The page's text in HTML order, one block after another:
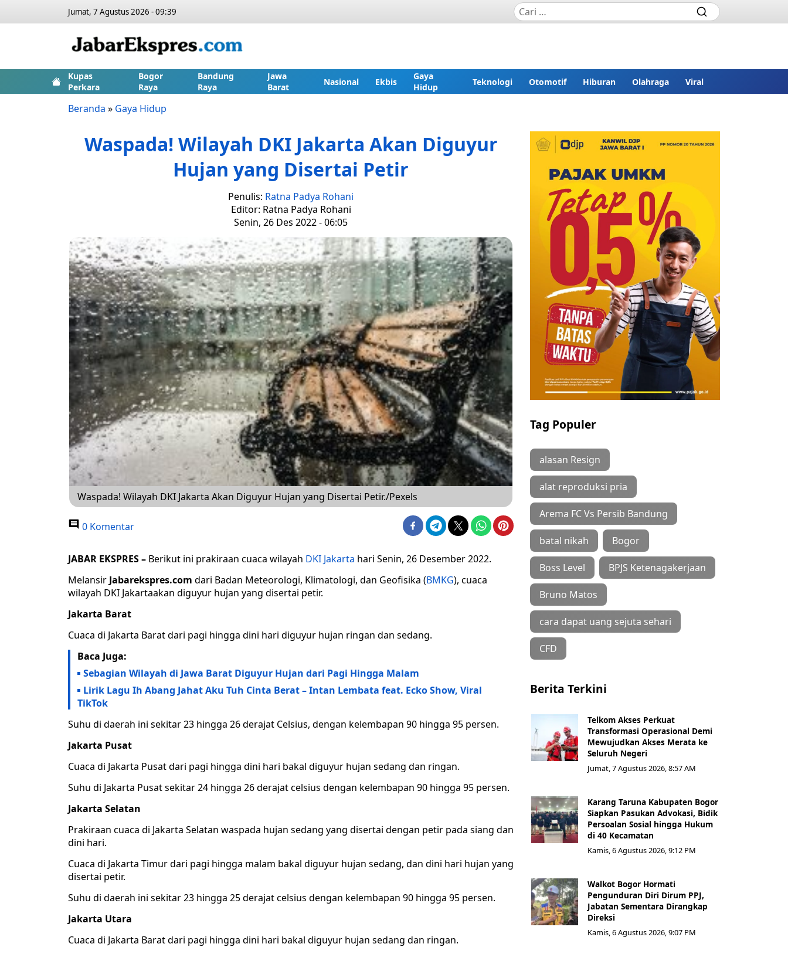
Jumat, 7 Agustus 2026 - 09:39
Kupas
Perkara
Bogor
Raya
Bandung
Raya
Jawa
Barat
Nasional Ekbis
Gaya
Hidup
Teknologi Otomotif Hiburan Olahraga Viral
Beranda » Gaya Hidup
Waspada! Wilayah DKI Jakarta Akan Diguyur
Hujan yang Disertai Petir
Penulis: Ratna Padya Rohani
Editor: Ratna Padya Rohani
Senin, 26 Des 2022 - 06:05
Waspada! Wilayah DKI Jakarta Akan Diguyur Hujan yang Disertai Petir./Pexels
0 Komentar
JABAR EKSPRES – Berikut ini prakiraan cuaca wilayah DKI Jakarta hari Senin, 26 Desember 2022.
Melansir Jabarekspres.com dari Badan Meteorologi, Klimatologi, dan Geofisika (BMKG), cuaca
wilayah DKI Jakartaakan diguyur hujan yang disertai petir.
Jakarta Barat
Cuaca di Jakarta Barat dari pagi hingga dini hari diguyur hujan ringan dan sedang.
Baca Juga:
Sebagian Wilayah di Jawa Barat Diguyur Hujan dari Pagi Hingga Malam
Lirik Lagu Ih Abang Jahat Aku Tuh Cinta Berat – Intan Lembata feat. Ecko Show, Viral
TikTok
Suhu di daerah ini sekitar 23 hingga 26 derajat Celsius, dengan kelembapan 90 hingga 95 persen.
Jakarta Pusat
Cuaca di Jakarta Pusat dari pagi hingga dini hari bakal diguyur hujan sedang dan ringan.
Suhu di Jakarta Pusat sekitar 24 hingga 26 derajat celsius dengan kelembapan 90 hingga 95 persen.
Jakarta Selatan
Prakiraan cuaca di Jakarta Selatan waspada hujan sedang yang disertai dengan petir pada siang dan
dini hari.
Cuaca di Jakarta Timur dari pagi hingga malam bakal diguyur hujan sedang, dan dini hari hujan yang
disertai petir.
Suhu di daerah ini sekitar 23 hingga 25 derajat celsius dengan kelembapan 90 hingga 95 persen.
Jakarta Utara
Cuaca di Jakarta Barat dari pagi hingga dini hari bakal diguyur hujan sedang dan ringan.
Tag Populer
alasan Resign
alat reproduksi pria
Arema FC Vs Persib Bandung
batal nikah Bogor
Boss Level BPJS Ketenagakerjaan
Bruno Matos
cara dapat uang sejuta sehari
CFD
Berita Terkini
Telkom Akses Perkuat
Transformasi Operasional Demi
Mewujudkan Akses Merata ke
Seluruh Negeri
Jumat, 7 Agustus 2026, 8:57 AM
Karang Taruna Kabupaten Bogor
Siapkan Pasukan Advokasi, Bidik
Persoalan Sosial hingga Hukum
di 40 Kecamatan
Kamis, 6 Agustus 2026, 9:12 PM
Walkot Bogor Hormati
Pengunduran Diri Dirum PPJ,
Jabatan Sementara Dirangkap
Direksi
Kamis, 6 Agustus 2026, 9:07 PM